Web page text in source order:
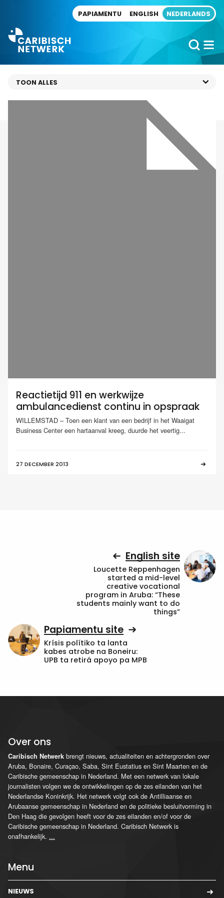
PAPIAMENTU ENGLISH NEDERLANDS
Reactietijd 911 en werkwijze
ambulancedienst continu in opspraak
WILLEMSTAD – Toen een klant van een bedrijf in het Waaigat
Business Center een hartaanval kreeg, duurde het veertig...
27 DECEMBER 2013
English site
Loucette Reppenhagen
started a mid-level
creative vocational
program in Aruba: “These
students mainly want to do
things”
Papiamentu site
Krísis polítiko ta lanta
kabes atrobe na Boneiru:
UPB ta retirá apoyo pa MPB
Over ons
Caribisch Netwerk brengt nieuws, actualiteiten en achtergronden over
Aruba, Bonaire, Curaçao, Saba, Sint Eustatius en Sint Maarten en de
Caribische gemeenschap in Nederland. Met een netwerk van lokale
journalisten volgen we de ontwikkelingen op de zes eilanden van het
Nederlandse Koninkrijk. Het netwerk volgt ook de Antilliaanse en
Arubaanse gemeenschap in Nederland en de politieke besluitvorming in
Den Haag die gevolgen heeft voor de zes eilanden en/of voor de
Caribische gemeenschap in Nederland. Caribisch Netwerk is
onafhankelijk. ...
Menu
NIEUWS